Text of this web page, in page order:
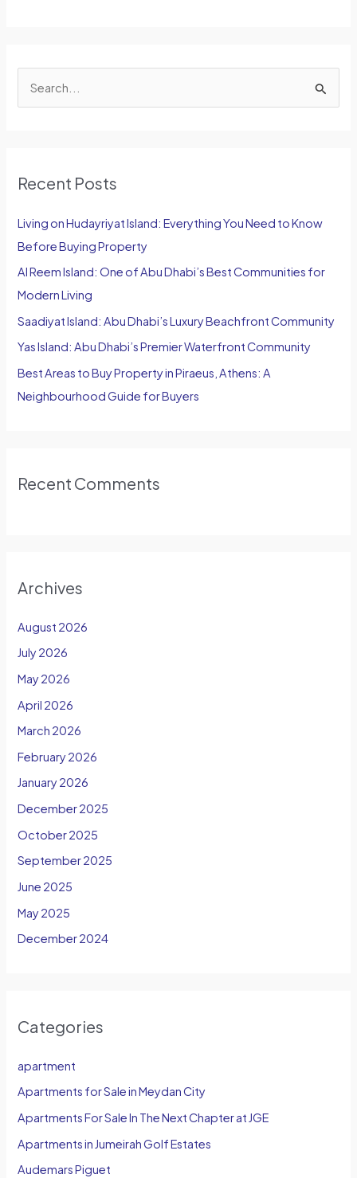
c
f
o
r
:
Recent Posts
Living on Hudayriyat Island: Everything You Need to Know
Before Buying Property
Al Reem Island: One of Abu Dhabi’s Best Communities for
Modern Living
Saadiyat Island: Abu Dhabi’s Luxury Beachfront Community
Yas Island: Abu Dhabi’s Premier Waterfront Community
Best Areas to Buy Property in Piraeus, Athens: A
Neighbourhood Guide for Buyers
Recent Comments
Archives
August 2026
July 2026
May 2026
April 2026
March 2026
February 2026
January 2026
December 2025
October 2025
September 2025
June 2025
May 2025
December 2024
Categories
apartment
Apartments for Sale in Meydan City
Apartments For Sale In The Next Chapter at JGE
Apartments in Jumeirah Golf Estates
Audemars Piguet